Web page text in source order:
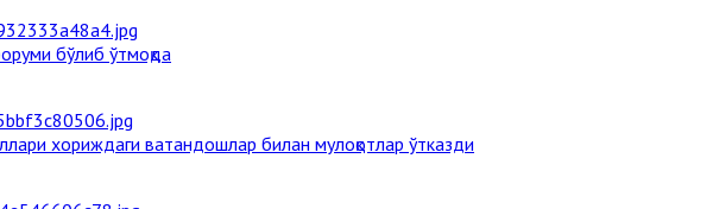
бўлиб ўтмоқда
хориждаги ватандошлар билан мулоқотлар ўтказди